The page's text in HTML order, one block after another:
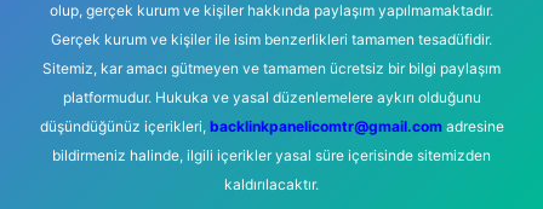
olup, gerçek kurum ve kişiler hakkında paylaşım yapılmamaktadır.
Gerçek kurum ve kişiler ile isim benzerlikleri tamamen tesadüfidir.
Sitemiz, kar amacı gütmeyen ve tamamen ücretsiz bir bilgi paylaşım
platformudur. Hukuka ve yasal düzenlemelere aykırı olduğunu
düşündüğünüz içerikleri, backlinkpanelicomtr@gmail.comadresine
bildirmeniz halinde, ilgili içerikler yasal süre içerisinde sitemizden
kaldırılacaktır.